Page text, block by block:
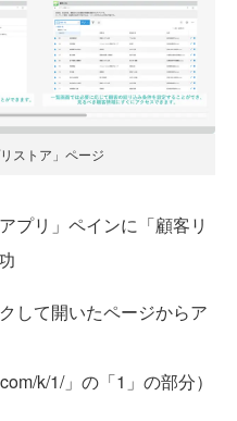
ストア」ページ
プリ」ペインに「顧客リ
して開いたページからア
k/1/」の「1」の部分）